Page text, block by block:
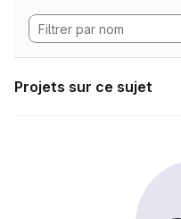
Projets sur ce sujet